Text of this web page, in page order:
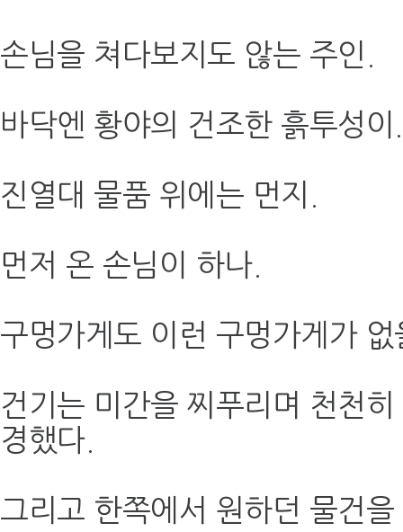
손님을 쳐다보지도 않는 주인.
바닥엔 황야의 건조한 흙투성이.
진열대 물품 위에는 먼지.
먼저 온 손님이 하나.
구멍가게도 이런 구멍가게가
건기는 미간을 찌푸리며 천천
경했다.
그리고 한쪽에서 원하던 물건을